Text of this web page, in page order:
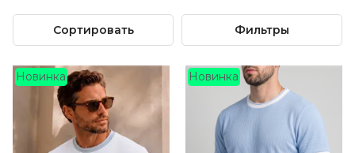
Сортировать Фильтры
Новинка Новинка